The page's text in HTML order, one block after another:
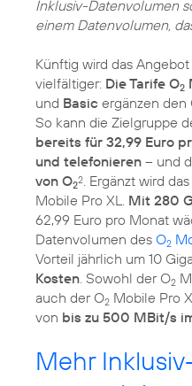
Inklusiv-Datenvolumen
einem Datenvolumen,
Künftig wird das
vielfältiger: Die Tarife O2
und Basic ergänzen den
So kann die Zielgruppe
bereits für 32,99 Euro
und telefonieren – und
von O22 . Ergänzt wird
Mobile Pro XL. Mit 280
62,99 Euro pro Monat
Datenvolumen des O2
Vorteil jährlich um 10
Kosten . Sowohl der O2
auch der O2 Mobile Pro
von bis zu 500 MBit/s
Mehr